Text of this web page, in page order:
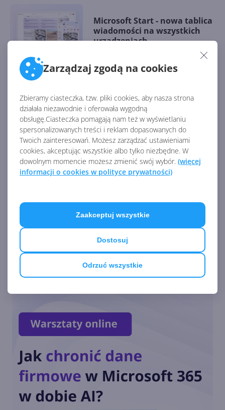
Zarządzaj zgodą na cookies
Zbieramy ciasteczka, tzw. pliki cookies, aby nasza strona
działała niezawodnie i oferowała wygodną
obsługę.Ciasteczka pomagają nam też w wyświetlaniu
spersonalizowanych treści i reklam dopasowanych do
Twoich zainteresowań. Możesz zarządzać ustawieniami
cookies, akceptując wszystkie albo tylko niezbędne. W
dowolnym momencie możesz zmienić swój wybór. (więcej
informacji o cookies w polityce prywatności)
Odrzuć wszystkie
Dostosuj
Zaakceptuj wszystkie
Microsoft Start - nowa tablica
wiadomości na wszystkich
urządzeniach
przywraca komentarze na
MSN Wiadomości
Microsoft udostępnia
powierzchnię reklamową
klientom Verizon Media
Microsoft wspiera wolne,
zróżnicowane i rzetelne
dziennikarstwo
Koniec komentarzy na MSN
lepszego systemu
platformy iOS i Android